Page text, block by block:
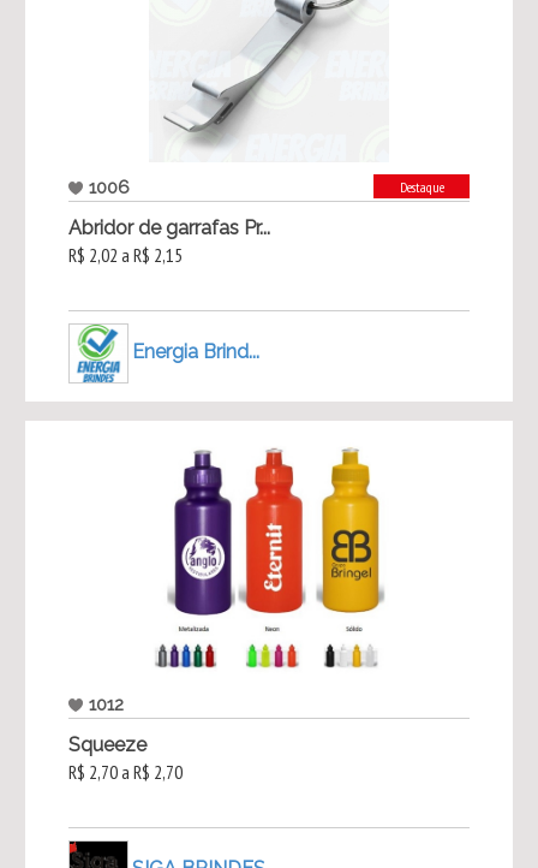
1006 Destaque
Abridor de garrafas Pr...
R$ 2,02 a R$ 2,15
Energia Brind...
1012
Squeeze
R$ 2,70 a R$ 2,70